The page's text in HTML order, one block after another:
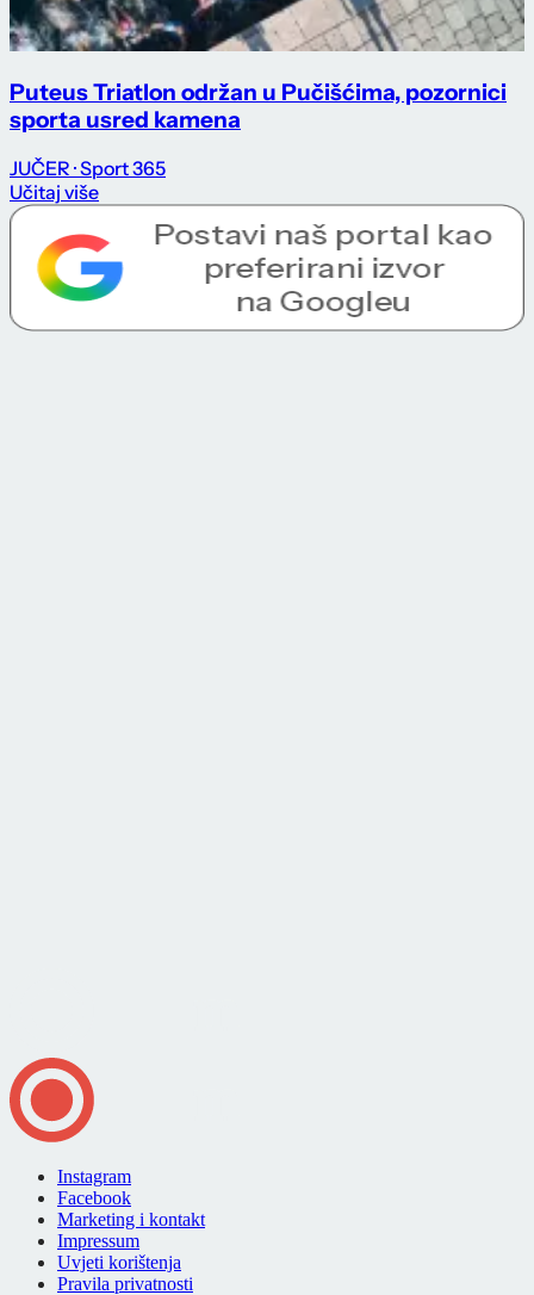
Puteus Triatlon održan u Pučišćima, pozornici
sporta usred kamena
JUČER · Sport 365
Učitaj više
Instagram
Facebook
Marketing i kontakt
Impressum
Uvjeti korištenja
Pravila privatnosti